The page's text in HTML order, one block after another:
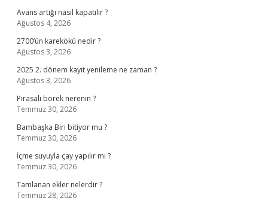
Avans artığı nasıl kapatılır ?
Ağustos 4, 2026
2700’ün karekökü nedir ?
Ağustos 3, 2026
2025 2. dönem kayıt yenileme ne zaman ?
Ağustos 3, 2026
Pırasalı börek nerenin ?
Temmuz 30, 2026
Bambaşka Biri bitiyor mu ?
Temmuz 30, 2026
İçme suyuyla çay yapılır mı ?
Temmuz 30, 2026
Tamlanan ekler nelerdir ?
Temmuz 28, 2026